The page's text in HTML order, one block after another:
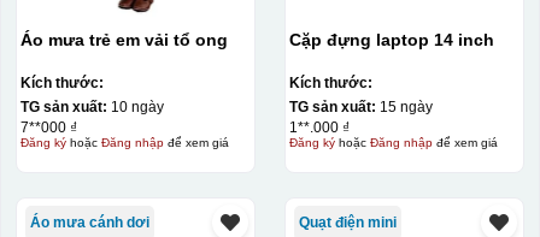
Áo mưa trẻ em vải tổ ong
Kích thước:
TG sản xuất: 10 ngày
7**000 ₫
Đăng kýhoặc Đăng nhậpđể xem giá
Cặp đựng laptop 14 inch
Kích thước:
TG sản xuất: 15 ngày
1**.000 ₫
Đăng kýhoặc Đăng nhậpđể xem giá
Áo mưa cánh dơi Quạt điện mini